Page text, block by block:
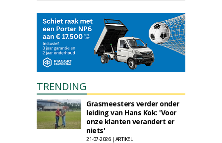
TRENDING
Grasmeesters verder onder
leiding van Hans Kok: 'Voor
onze klanten verandert er
niets'
21-07-2026 | ARTIKEL